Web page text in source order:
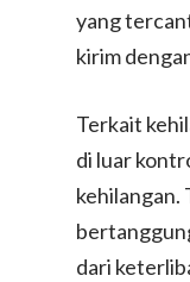
yang
kirim
Terkait
di luar
kehilangan.
dari